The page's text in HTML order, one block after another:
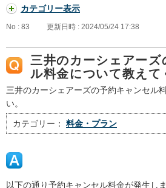
カテゴリー表示
No : 83 更新日時 : 2024/05/24 17:38
三井のカーシェアーズ
ル料金について教えて
三井のカーシェアーズの予約キャンセル
い。
カテゴリー： 料金・プラン
以下の通り予約キャンセル料金が発生しま